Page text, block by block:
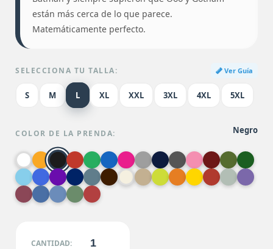
están más cerca de lo que parece.
Matemáticamente perfecto.
SELECCIONA TU TALLA: Ver Guía
S M L XL XXL 3XL 4XL 5XL
COLOR DE LA PRENDA: Negro
CANTIDAD: